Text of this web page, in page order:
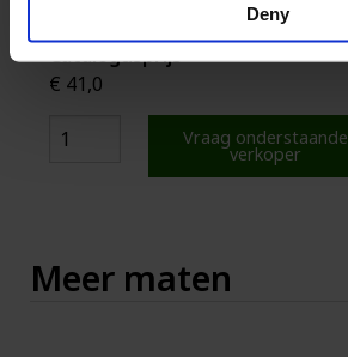
Deny
Catalogusprijs
€ 41,0
Vraag onderstaande
verkoper
Meer maten